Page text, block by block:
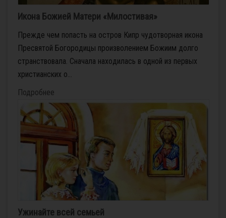
Икона Божией Матери «Милостивая»
Преж­де чем по­пасть на ост­ров Кипр чу­до­твор­ная ико­на
Пре­свя­той Бо­го­ро­ди­цы про­из­во­ле­ни­ем Бо­жи­им дол­го
стран­ство­ва­ла. Сна­ча­ла на­хо­ди­лась в од­ной из пер­вых
хри­сти­ан­ских о...
Подробнее
Ужинайте всей семьей